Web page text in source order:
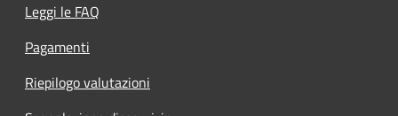
Leggi le FAQ
Pagamenti
Riepilogo valutazioni